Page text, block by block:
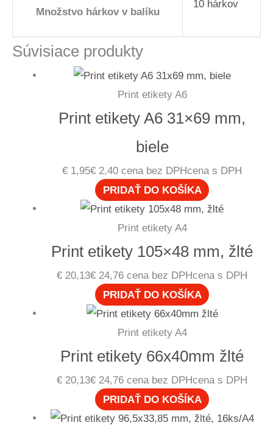
Množstvo hárkov v balíku
10 hárkov
Súvisiace produkty
Print etikety A6
Print etikety A6 31×69 mm,
biele
€ 1,95€ 2,40 cena bez DPHcena s DPH
PRIDAŤ DO KOŠÍKA
Print etikety A4
Print etikety 105×48 mm, žlté
€ 20,13€ 24,76 cena bez DPHcena s DPH
PRIDAŤ DO KOŠÍKA
Print etikety A4
Print etikety 66x40mm žlté
€ 20,13€ 24,76 cena bez DPHcena s DPH
PRIDAŤ DO KOŠÍKA